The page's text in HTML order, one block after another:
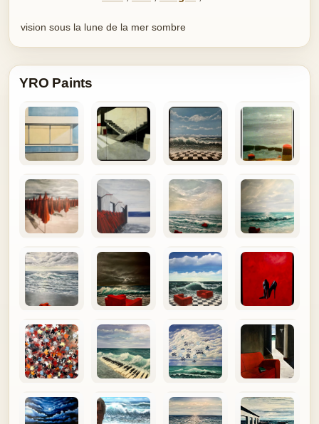
vision sous la lune de la mer sombre
YRO Paints